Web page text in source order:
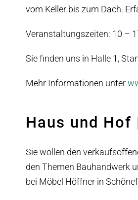
vom Keller bis zum Dach.
Veranstaltungszeiten: 10 –
Sie finden uns in Halle 1,
Mehr Informationen unter
Haus und
Sie wollen den
den Themen Bauhandwerk
bei Möbel Höffner in